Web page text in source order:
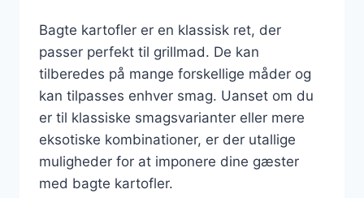
Bagte kartofler er en klassisk ret, der
passer perfekt til grillmad. De kan
tilberedes på mange forskellige måder og
kan tilpasses enhver smag. Uanset om du
er til klassiske smagsvarianter eller mere
eksotiske kombinationer, er der utallige
muligheder for at imponere dine gæster
med bagte kartofler.